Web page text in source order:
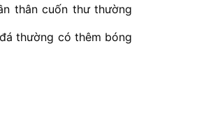
thân cuốn thư thường
thường có thêm bóng